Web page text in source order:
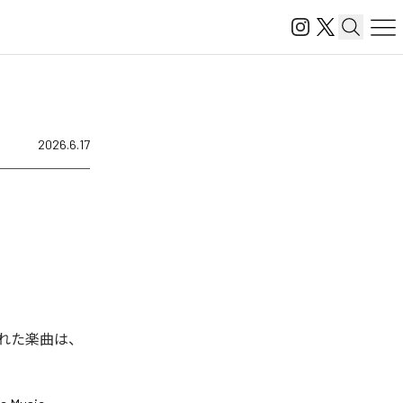
2026.6.17
た楽曲は、